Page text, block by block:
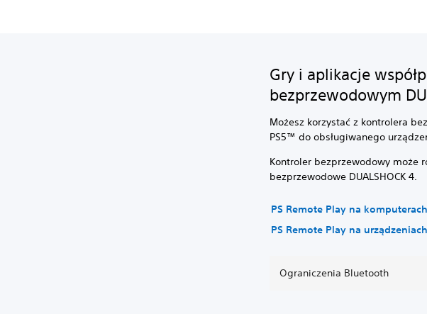
Gry i aplikacje
bezprzewodowym
Możesz korzystać z kontrolera
PS5™ do obsługiwanego
Kontroler bezprzewodowy może
bezprzewodowe DUALSHOCK 4.
PS Remote Play na
PS Remote Play na
Ograniczenia Bluetooth